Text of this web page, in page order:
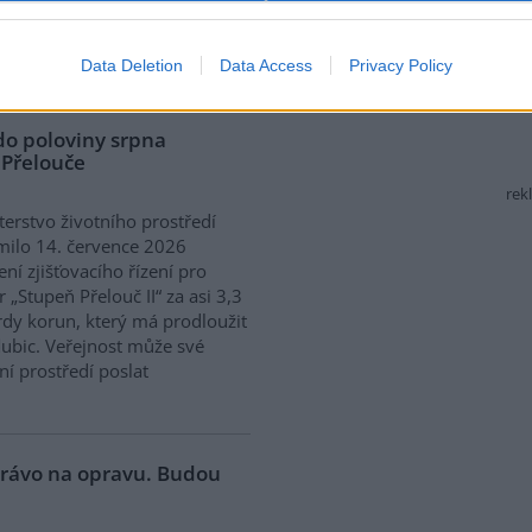
Data Deletion Data Access Privacy Policy
jasně deklarovat, že
tolerovány.
poloviny srpna
životního prostředí
14. července 2026
zjišťovacího řízení pro
„Stupeň Přelouč II“ za asi 3,3
korun, který má prodloužit
Veřejnost může své
prostředí poslat
na opravu. Budou